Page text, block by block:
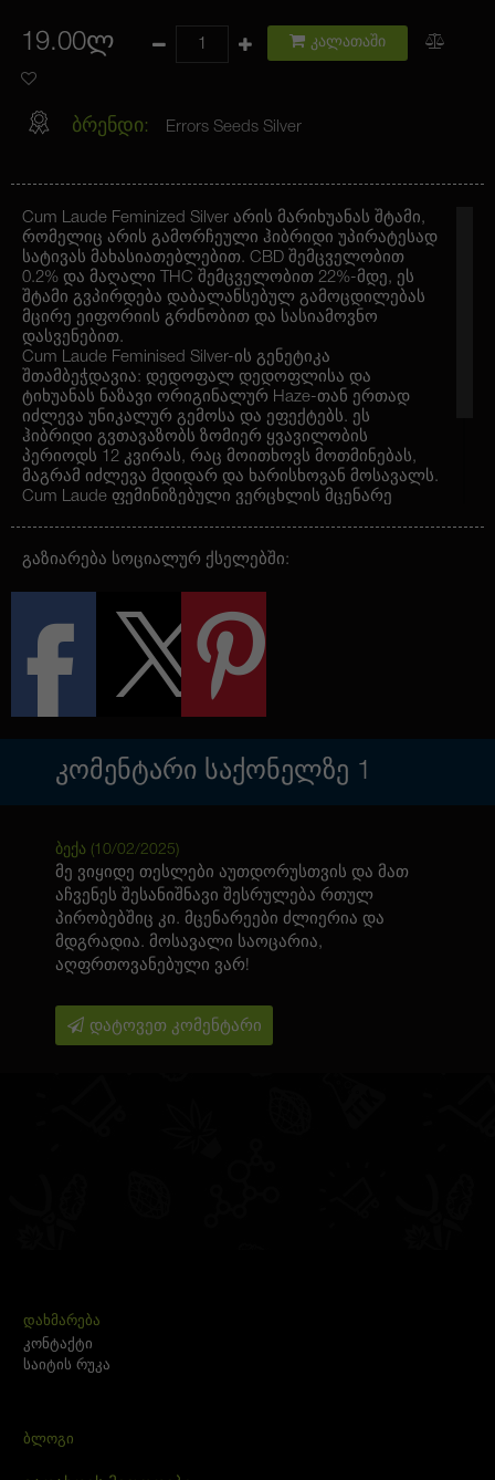
19.00ლ კალათაში
ბრენდი: Errors Seeds Silver
Cum Laude Feminized Silver არის მარიხუანას შტამი,
რომელიც არის გამორჩეული ჰიბრიდი უპირატესად
სატივას მახასიათებლებით. CBD შემცველობით
0.2% და მაღალი THC შემცველობით 22%-მდე, ეს
შტამი გვპირდება დაბალანსებულ გამოცდილებას
მცირე ეიფორიის გრძნობით და სასიამოვნო
დასვენებით.
Cum Laude Feminised Silver-ის გენეტიკა
შთამბეჭდავია: დედოფალ დედოფლისა და
ტიხუანას ნაზავი ორიგინალურ Haze-თან ერთად
იძლევა უნიკალურ გემოსა და ეფექტებს. ეს
ჰიბრიდი გვთავაზობს ზომიერ ყვავილობის
პერიოდს 12 კვირას, რაც მოითხოვს მოთმინებას,
მაგრამ იძლევა მდიდარ და ხარისხოვან მოსავალს.
Cum Laude ფემინიზებული ვერცხლის მცენარე
თავის საუკეთესო თვისებებს ტემპერატურისა და
იღებენ ოქტომბრის ბოლოს, რაც უზრუნველყოფს
სურნელოვან და ძლიერ კვირტებს.
გაზიარება სოციალურ ქსელებში:
ᲙᲝᲛᲔᲜᲢᲐᲠᲘ ᲡᲐᲥᲝᲜᲔᲚᲖᲔ 1
ბექა (10/02/2025)
მე ვიყიდე თესლები აუთდორუსთვის და მათ
აჩვენეს შესანიშნავი შესრულება რთულ
პირობებშიც კი. მცენარეები ძლიერია და
მდგრადია. მოსავალი საოცარია,
აღფრთოვანებული ვარ!
დატოვეთ კომენტარი
ᲓᲐᲮᲛᲐᲠᲔᲑᲐ
კონტაქტი
საიტის რუკა
ᲑᲚᲝᲒᲘ